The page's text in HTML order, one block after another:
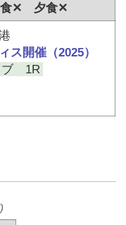
食✕ 夕食✕
ス開催（2025）
ブ 1R